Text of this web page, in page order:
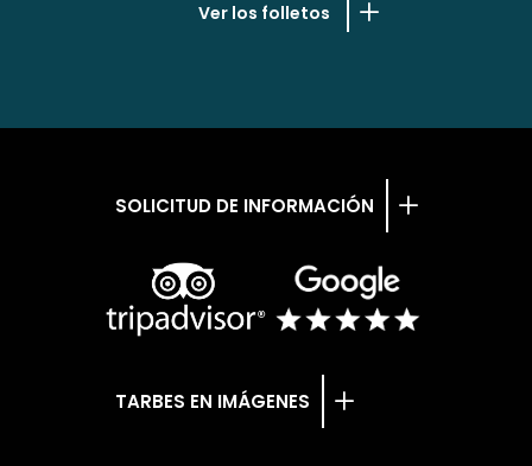
Ver los folletos
SOLICITUD DE INFORMACIÓN
TARBES EN IMÁGENES